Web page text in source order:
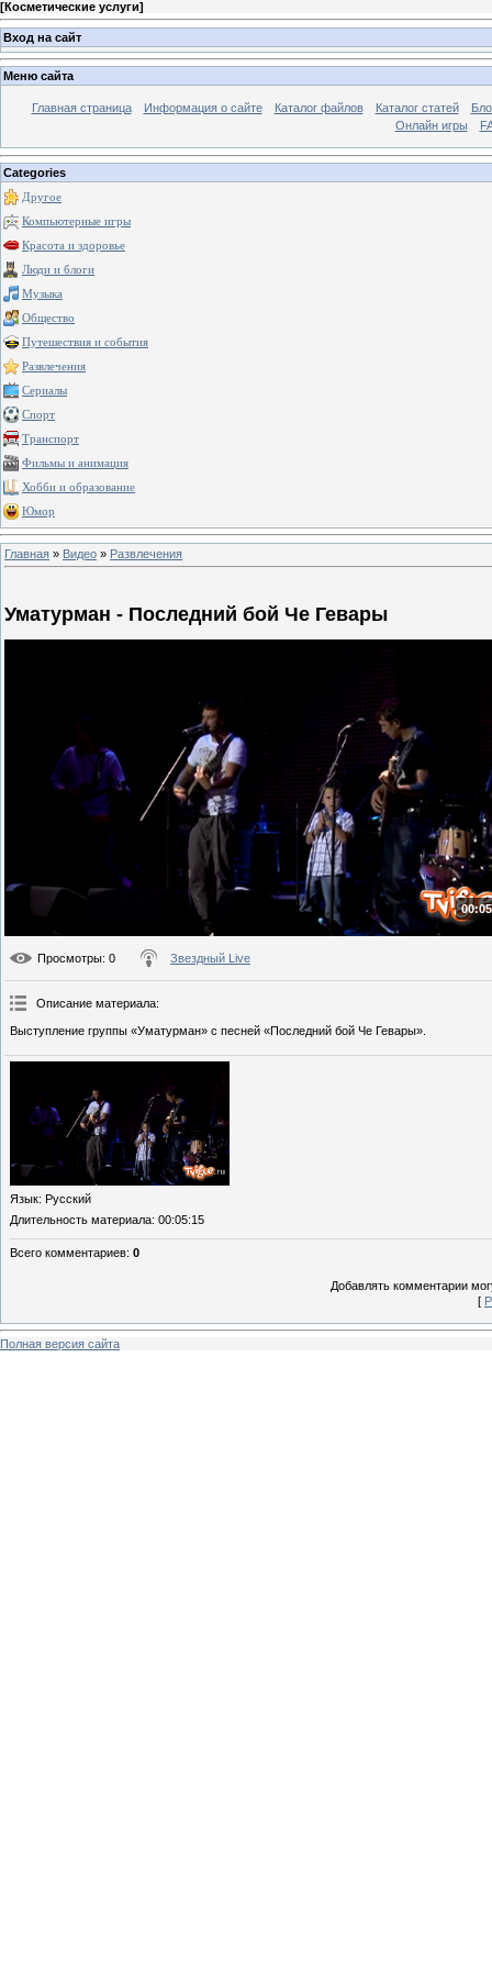
[Косметические услуги]
Вход на сайт
Меню сайта
Главная страница Информация о сайте Каталог файлов Каталог статей
Онлайн игры
Categories
Другое
Компьютерные игры
Красота и здоровье
Люди и блоги
Музыка
Общество
Путешествия и события
Развлечения
Сериалы
Спорт
Транспорт
Фильмы и анимация
Хобби и образование
Юмор
Главная » Видео » Развлечения
Уматурман - Последний бой Че Гевары
Просмотры: 0 Звездный Live
Описание материала:
Выступление группы «Уматурман» с песней «Последний бой Че Гевары».
Язык: Русский
Длительность материала: 00:05:15
Всего комментариев: 0
Добавлять комментарии
[
Полная версия сайта